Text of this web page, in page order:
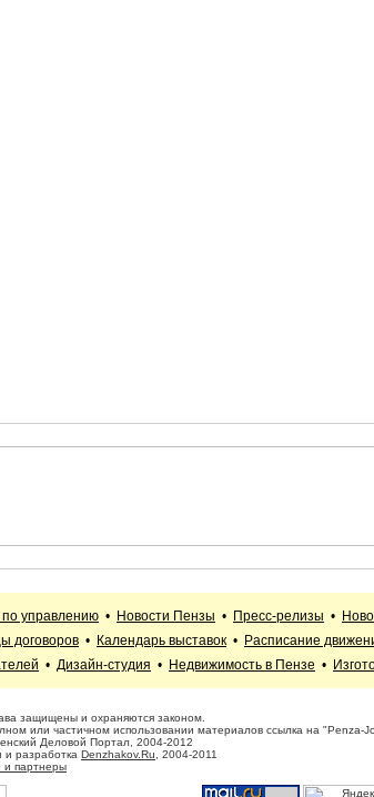
управлению • Новости Пензы • Пресс-релизы •
договоров • Календарь выставок • Расписание
• Дизайн-студия • Недвижимость в Пензе •
защищены и охраняются законом.
или частичном использовании материалов ссылка на "Penza-
Деловой Портал, 2004-2012
и разработка Denzhakov.Ru , 2004-2011
и партнеры